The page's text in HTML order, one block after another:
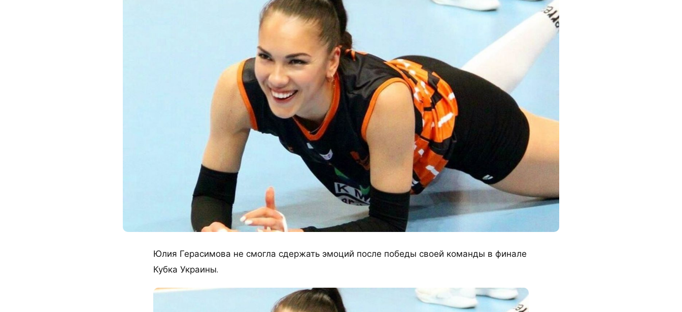
Юлия Герасимова не смогла сдержать эмоций после победы своей команды в финале
Кубка Украины.